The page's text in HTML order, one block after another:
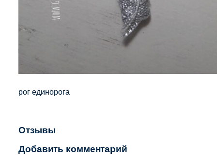
рог единорога
Отзывы
Добавить комментарий